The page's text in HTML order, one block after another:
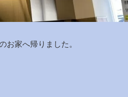
お家へ帰りました。